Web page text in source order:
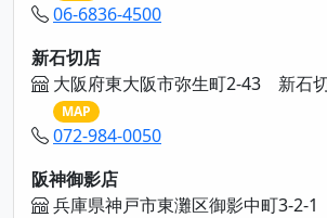
06-6836-4500
新石切店
大阪府東大阪市弥生町2-43 新石
MAP
072-984-0050
阪神御影店
兵庫県神戸市東灘区御影中町3-2-